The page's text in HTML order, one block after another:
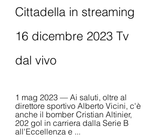
Cittadella in streaming
16 dicembre 2023 Tv
dal vivo
1 mag 2023 — Ai saluti, oltre al
direttore sportivo Alberto Vicini, c'è
anche il bomber Cristian Altinier,
202 gol in carriera dalla Serie B
all'Eccellenza e ...